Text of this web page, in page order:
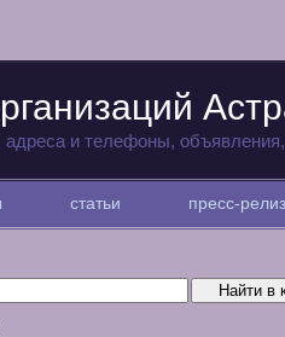
адреса и телефоны,
статьи пресс-